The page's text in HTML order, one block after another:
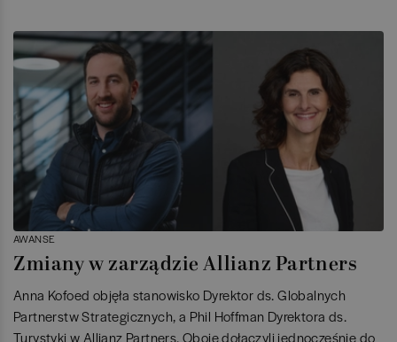
AWANSE
Zmiany w zarządzie Allianz Partners
Anna Kofoed objęła stanowisko Dyrektor ds. Globalnych
Partnerstw Strategicznych, a Phil Hoffman Dyrektora ds.
Turystyki w Allianz Partners. Oboje dołączyli jednocześnie do